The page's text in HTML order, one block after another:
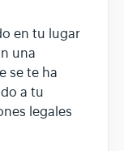
en tu lugar
una
se te ha
a tu
legales